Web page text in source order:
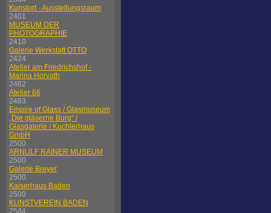
Kunstort - Ausstellungsraum
2401
MUSEUM DER
PHOTOGRAPHIE
2410
Galerie Werkstatt OTTO
2424
Atelier am Friedrichshof -
Marina Horvath
2462
Atelier 66
2483
Empire of Glass / Glasmuseum
„Die gläserne Burg“ /
Glasgalerie / Kuchlerhaus
GmbH
2500
ARNULF RAINER MUSEUM
2500
Galerie Breyer
2500
Kaiserhaus Baden
2500
KUNSTVEREIN BADEN
2544